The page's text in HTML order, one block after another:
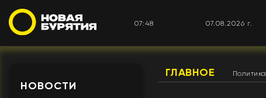
07:48 07.08.2026 г.
НОВОСТИ
ГЛАВНОЕ Политика